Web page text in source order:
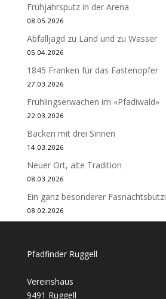
Frühjahrsputz in der Arena
08.05.2026
Abfalljagd zu Land und zu Wasser
05.04.2026
1845 Franken für das Fastenopfer
27.03.2026
Frühlingserwachen im «Pfadiwald»
22.03.2026
Backen mit drei Sinnen
14.03.2026
Neuer Ort, alte Tradition
08.03.2026
Ein ganz besonderer Fasnachtsbutzi
08.02.2026
Pfadfinder Ruggell
Vereinshaus
9491 Ruggell